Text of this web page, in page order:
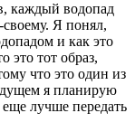
каждый водопад
Я понял,
и как это
это тот образ,
что это один из
я планирую
лучше передать